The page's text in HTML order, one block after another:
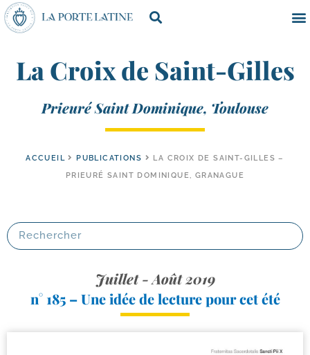
La Croix de Saint-Gilles
Prieuré Saint Dominique, Toulouse
ACCUEIL PUBLICATIONS
LA CROIX DE SAINT-GILLES –
PRIEURÉ SAINT DOMINIQUE, GRANAGUE
Juillet - Août 2019
n° 185 – Une idée de lecture pour cet été